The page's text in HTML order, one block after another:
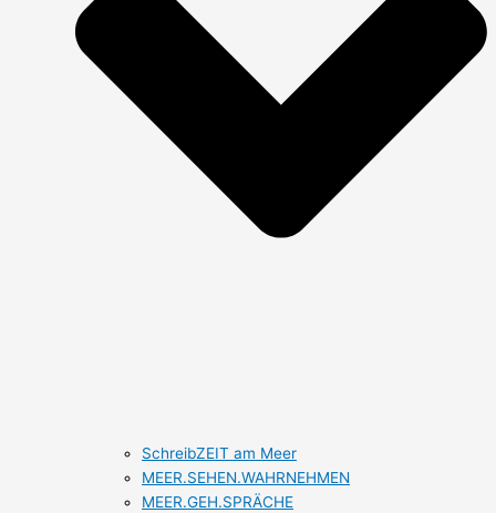
SchreibZEIT am Meer
MEER.SEHEN.WAHRNEHMEN
MEER.GEH.SPRÄCHE